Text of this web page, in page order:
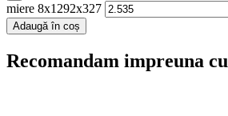
miere 8x1292x327
Adaugă în coș
Recomandam impreuna cu